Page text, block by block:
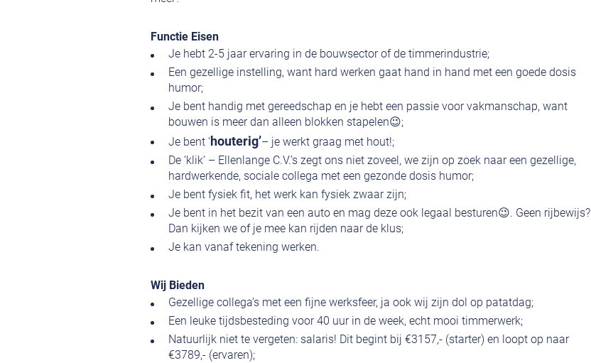
Functie Eisen
Je hebt 2-5 jaar ervaring in de bouwsector of de timmerindustrie;
Een gezellige instelling, want hard werken gaat hand in hand met een goede dosis
humor;
Je bent handig met gereedschap en je hebt een passie voor vakmanschap, want
bouwen is meer dan alleen blokken stapelen😉;
Je bent ‘houterig’– je werkt graag met hout!;
De ‘klik’ – Ellenlange C.V.’s zegt ons niet zoveel, we zijn op zoek naar een gezellige,
hardwerkende, sociale collega met een gezonde dosis humor;
Je bent fysiek fit, het werk kan fysiek zwaar zijn;
Je bent in het bezit van een auto en mag deze ook legaal besturen😉. Geen rijbewijs?
Dan kijken we of je mee kan rijden naar de klus;
Je kan vanaf tekening werken.
Wij Bieden
Gezellige collega’s met een fijne werksfeer, ja ook wij zijn dol op patatdag;
Een leuke tijdsbesteding voor 40 uur in de week, echt mooi timmerwerk;
Natuurlijk niet te vergeten: salaris! Dit begint bij €3157,- (starter) en loopt op naar
€3789,- (ervaren);